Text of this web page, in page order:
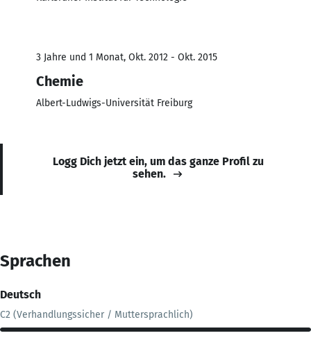
3 Jahre und 1 Monat, Okt. 2012 - Okt. 2015
Chemie
Albert-Ludwigs-Universität Freiburg
Logg Dich jetzt ein, um das ganze Profil zu
sehen.
Sprachen
Deutsch
C2 (Verhandlungssicher / Muttersprachlich)